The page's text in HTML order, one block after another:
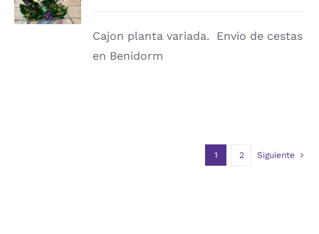
/
DETALLES
Cajon planta variada. Envio de cestas
en Benidorm
1 2 Siguiente